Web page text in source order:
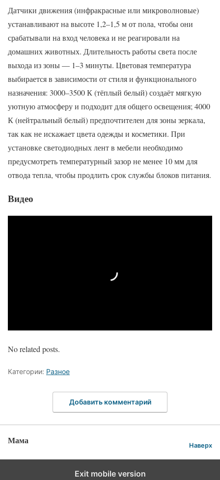
Датчики движения (инфракрасные или микроволновые)
устанавливают на высоте 1,2–1,5 м от пола, чтобы они
срабатывали на вход человека и не реагировали на
домашних животных. Длительность работы света после
выхода из зоны — 1–3 минуты. Цветовая температура
выбирается в зависимости от стиля и функционального
назначения: 3000–3500 К (тёплый белый) создаёт мягкую
уютную атмосферу и подходит для общего освещения; 4000
К (нейтральный белый) предпочтителен для зоны зеркала,
так как не искажает цвета одежды и косметики. При
установке светодиодных лент в мебели необходимо
предусмотреть температурный зазор не менее 10 мм для
отвода тепла, чтобы продлить срок службы блоков питания.
Видео
No related posts.
Категории: Разное
Добавить комментарий
Мама Наверх
Exit mobile version